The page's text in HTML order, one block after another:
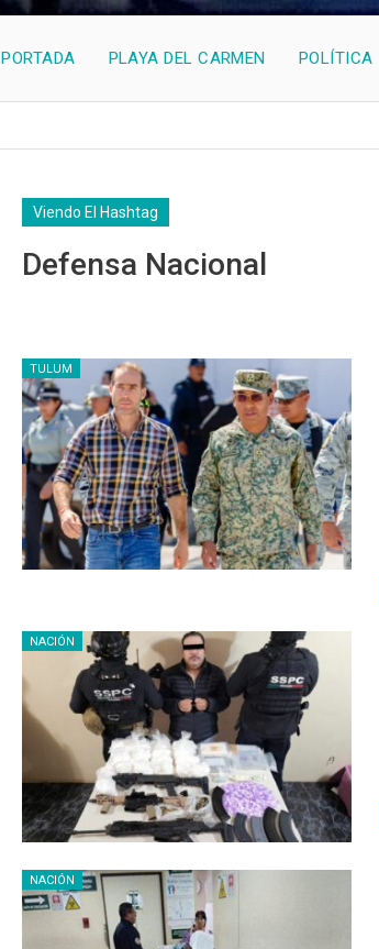
PORTADA PLAYA DEL CARMEN POLÍTICA
Viendo El Hashtag
Defensa Nacional
TULUM
NACIÓN
NACIÓN